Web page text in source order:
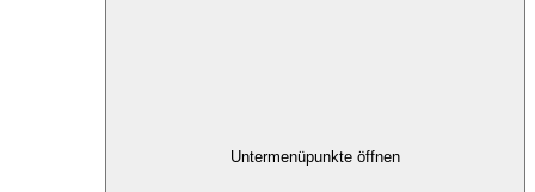
Untermenüpunkte öffnen